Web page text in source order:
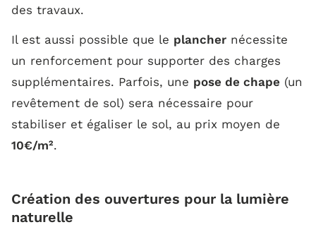
des travaux.
Il est aussi possible que le plancher nécessite
un renforcement pour supporter des charges
supplémentaires. Parfois, une pose de chape (un
revêtement de sol) sera nécessaire pour
stabiliser et égaliser le sol, au prix moyen de
10€/m².
Création des ouvertures pour la lumière
naturelle